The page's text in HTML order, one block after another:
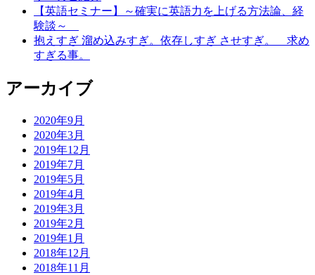
【英語セミナー】～確実に英語力を上げる方法論、経
験談～
抱えすぎ 溜め込みすぎ。依存しすぎ させすぎ。 求め
すぎる事。
アーカイブ
2020年9月
2020年3月
2019年12月
2019年7月
2019年5月
2019年4月
2019年3月
2019年2月
2019年1月
2018年12月
2018年11月